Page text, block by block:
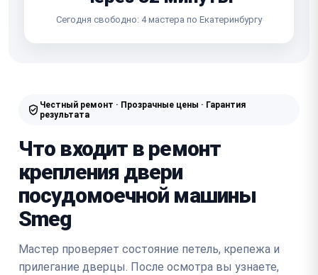
Сегодня свободно: 4 мастера по Екатеринбургу
Честный ремонт · Прозрачные цены · Гарантия
результата
Что входит в ремонт
крепления двери
посудомоечной машины
Smeg
Мастер проверяет состояние петель, крепежа и
прилегание дверцы. После осмотра вы узнаете,